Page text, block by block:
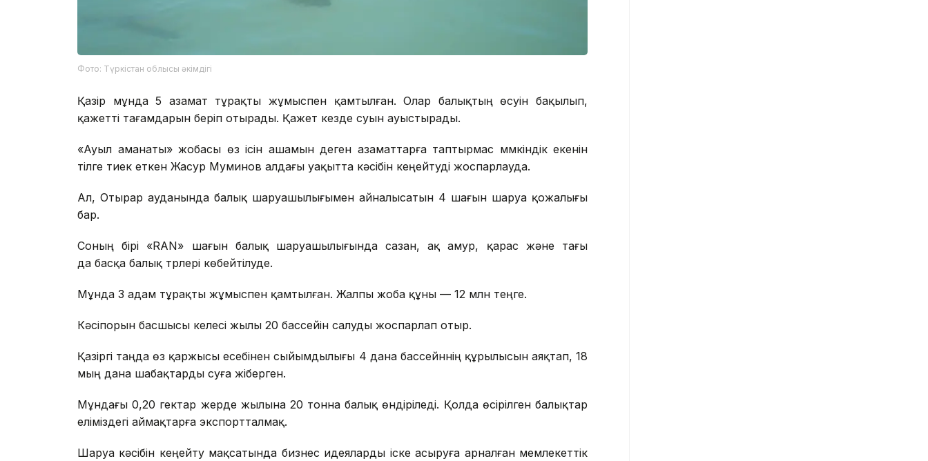
Фото: Түркістан облысы әкімдігі
Қазір мұнда 5 азамат тұрақты жұмыспен қамтылған. Олар балықтың өсуін бақылып,
қажетті тағамдарын беріп отырады. Қажет кезде суын ауыстырады.
«Ауыл аманаты» жобасы өз ісін ашамын деген азаматтарға таптырмас мүмкіндік екенін
тілге тиек еткен Жасур Муминов алдағы уақытта кәсібін кеңейтуді жоспарлауда.
Ал, Отырар ауданында балық шаруашылығымен айналысатын 4 шағын шаруа қожалығы
бар.
Соның бірі «RAN» шағын балық шаруашылығында сазан, ақ амур, қарас және тағы
да басқа балық түрлері көбейтілуде.
Мұнда 3 адам тұрақты жұмыспен қамтылған. Жалпы жоба құны — 12 млн теңге.
Кәсіпорын басшысы келесі жылы 20 бассейін салуды жоспарлап отыр.
Қазіргі таңда өз қаржысы есебінен сыйымдылығы 4 дана бассейннің құрылысын аяқтап, 18
мың дана шабақтарды суға жіберген.
Мұндағы 0,20 гектар жерде жылына 20 тонна балық өндіріледі. Қолда өсірілген балықтар
еліміздегі аймақтарға экспортталмақ.
Шаруа кәсібін кеңейту мақсатында бизнес идеяларды іске асыруға арналған мемлекеттік